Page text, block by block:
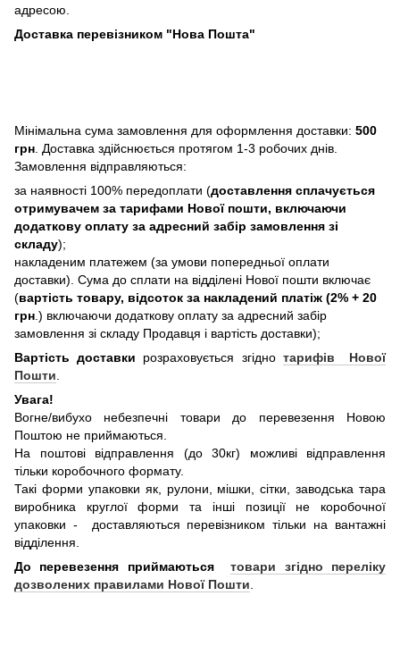
адресою.
Доставка перевізником "Нова Пошта"
Мінімальна сума замовлення для оформлення доставки: 500
грн . Доставка здійснюється протягом 1-3 робочих днів.
Замовлення відправляються:
за наявності 100% передоплати (доставлення сплачується
отримувачем за тарифами Нової пошти, включаючи
додаткову оплату за адресний забір замовлення зі
складу);
накладеним платежем (за умови попередньої оплати
доставки). Сума до сплати на відділені Нової пошти включає
(вартість товару, відсоток за накладений платіж (2% + 20
грн .) включаючи додаткову оплату за адресний забір
замовлення зі складу Продавця і вартість доставки);
Вартість доставки розраховується згідно тарифів Нової
Пошти
Увага!
Вогне/вибухо небезпечні товари до перевезення Новою
Поштою не приймаються.
На поштові відправлення (до 30кг) можливі відправлення
тільки коробочного формату.
Такі форми упаковки як, рулони, мішки, сітки, заводська тара
виробника круглої форми та інші позиції не коробочної
упаковки - доставляються перевізником тільки на вантажні
відділення.
До перевезення приймаютьсятовари згідно переліку
дозволених правилами Нової Пошти